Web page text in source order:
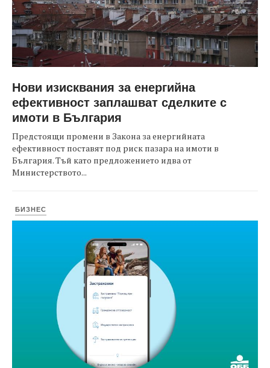
Нови изисквания за енергийна
ефективност заплашват сделките с
имоти в България
Предстоящи промени в Закона за енергийната
ефективност поставят под риск пазара на имоти в
България. Тъй като предложението идва от
Министерството...
БИЗНЕС